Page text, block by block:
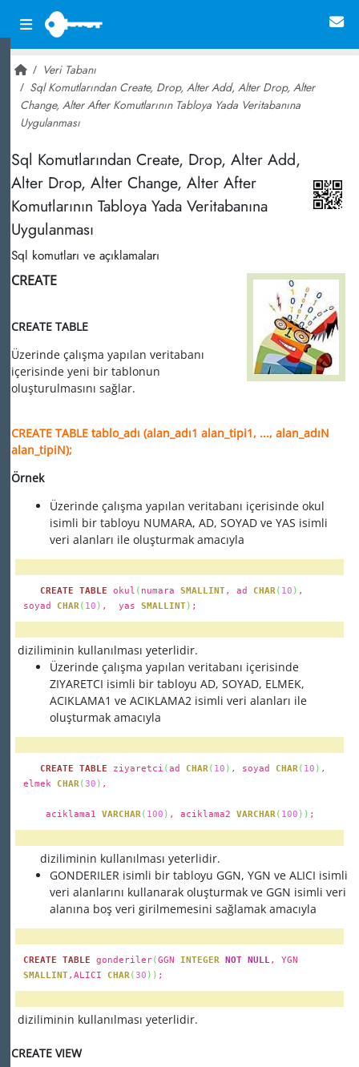
Veri Tabanı
Sql Komutlarından Create, Drop, Alter Add, Alter Drop, Alter
Change, Alter After Komutlarının Tabloya Yada Veritabanına
Uygulanması
Sql Komutlarından Create, Drop, Alter Add,
Alter Drop, Alter Change, Alter After
Komutlarının Tabloya Yada Veritabanına
Uygulanması
Sql komutları ve açıklamaları
CREATE
CREATE TABLE
Üzerinde çalışma yapılan veritabanı
içerisinde yeni bir tablonun
oluşturulmasını sağlar.
CREATE TABLE tablo_adı (alan_adı1 alan_tipi1, ..., alan_adıN
alan_tipiN);
Örnek
Üzerinde çalışma yapılan veritabanı içerisinde okul
isimli bir tabloyu NUMARA, AD, SOYAD ve YAS isimli
veri alanları ile oluşturmak amacıyla
CREATE TABLE okul ( numara SMALLINT, ad CHAR ( 10 ) ,
soyad CHAR ( 10 ) , yas SMALLINT) ;
diziliminin kullanılması yeterlidir.
Üzerinde çalışma yapılan veritabanı içerisinde
ZIYARETCI isimli bir tabloyu AD, SOYAD, ELMEK,
ACIKLAMA1 ve ACIKLAMA2 isimli veri alanları ile
oluşturmak amacıyla
CREATE TABLE ziyaretci (ad CHAR ( 10 ) , soyad CHAR ( 10 ) ,
elmek CHAR (30 ) ,
aciklama1 VARCHAR ( 100 ) , aciklama2 VARCHAR ( 100 ) ) ;
diziliminin kullanılması yeterlidir.
GONDERILER isimli bir tabloyu GGN, YGN ve ALICI isimli
veri alanlarını kullanarak oluşturmak ve GGN isimli veri
alanına boş veri girilmemesini sağlamak amacıyla
CREATE TABLE gonderiler(GGN INTEGER NOT NULL , YGN
SMALLINT,ALICI CHAR (30 ) ) ;
diziliminin kullanılması yeterlidir.
CREATE VIEW